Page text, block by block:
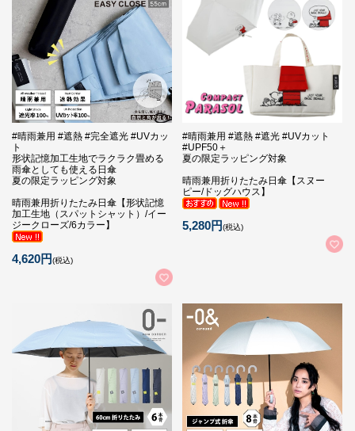
#晴雨兼用 #遮熱 #完全遮光 #UVカッ
ト
形状記憶加工生地でラクラク畳める
雨傘としても使える日傘
夏の限定ラッピング対象
晴雨兼用折りたたみ日傘【形状記憶
加工生地（スパットシャット）/イー
ジークローズ/6カラー】
4,620円(税込)
#晴雨兼用 #遮熱 #遮光 #UVカット
#UPF50＋
夏の限定ラッピング対象
晴雨兼用折りたたみ日傘【スヌー
ピー/ドッグハウス】
5,280円(税込)